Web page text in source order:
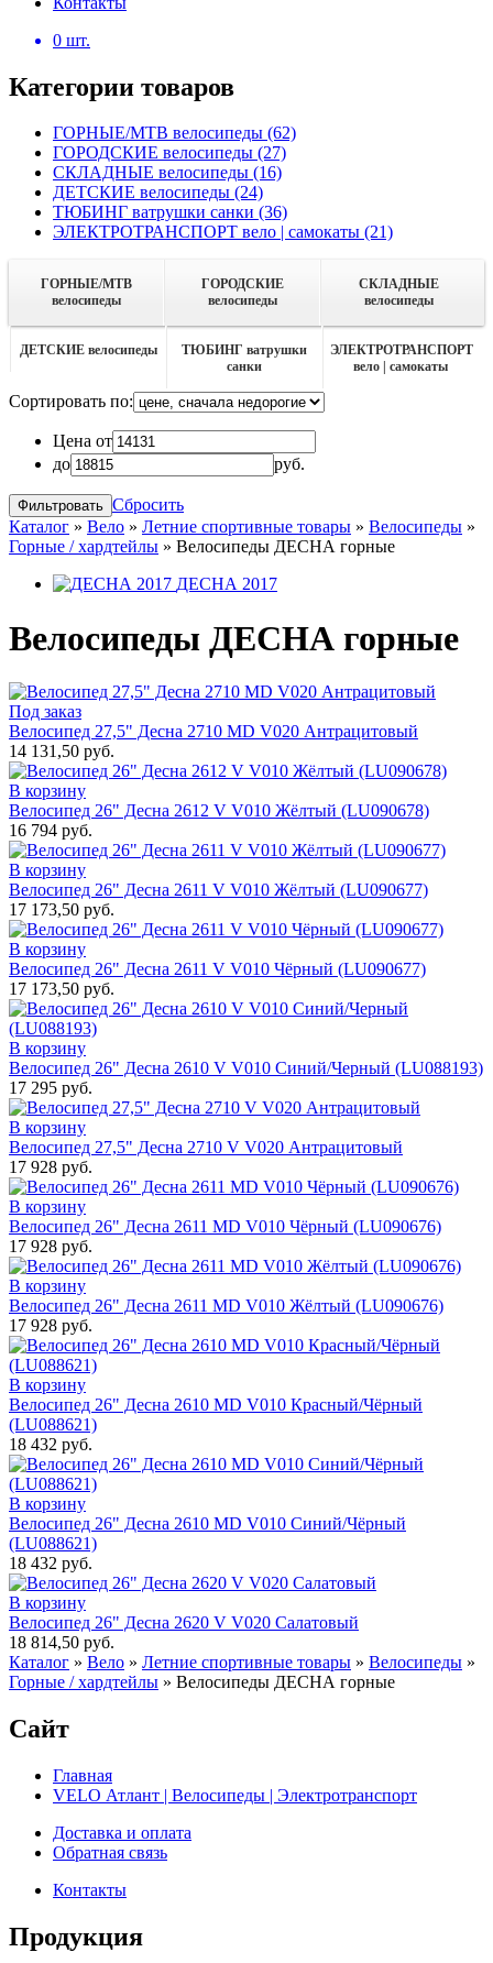
0 шт.
Категории товаров
ГОРНЫЕ/MTB велосипеды (62)
ГОРОДСКИЕ велосипеды (27)
СКЛАДНЫЕ велосипеды (16)
ДЕТСКИЕ велосипеды (24)
ТЮБИНГ ватрушки санки (36)
ЭЛЕКТРОТРАНСПОРТ вело | самокаты (21)
ГОРНЫЕ/MTB
велосипеды
ГОРОДСКИЕ
велосипеды
СКЛАДНЫЕ
велосипеды
ДЕТСКИЕ велосипеды
ТЮБИНГ ватрушки
санки
ЭЛЕКТРОТРАНСПОРТ
вело | самокаты
Сортировать по:
Цена от
до
руб.
Сбросить
Каталог » Вело » Летние спортивные товары » Велосипеды »
Горные / хардтейлы » Велосипеды ДЕСНА горные
ДЕСНА 2017
Велосипеды ДЕСНА горные
Под заказ
Велосипед 27,5" Десна 2710 MD V020 Антрацитовый
14 131,50 руб.
В корзину
Велосипед 26" Десна 2612 V V010 Жёлтый (LU090678)
16 794 руб.
В корзину
Велосипед 26" Десна 2611 V V010 Жёлтый (LU090677)
17 173,50 руб.
В корзину
Велосипед 26" Десна 2611 V V010 Чёрный (LU090677)
17 173,50 руб.
В корзину
Велосипед 26" Десна 2610 V V010 Синий/Черный (LU088193)
17 295 руб.
В корзину
Велосипед 27,5" Десна 2710 V V020 Антрацитовый
17 928 руб.
В корзину
Велосипед 26" Десна 2611 MD V010 Чёрный (LU090676)
17 928 руб.
В корзину
Велосипед 26" Десна 2611 MD V010 Жёлтый (LU090676)
17 928 руб.
В корзину
Велосипед 26" Десна 2610 MD V010 Красный/Чёрный
(LU088621)
18 432 руб.
В корзину
Велосипед 26" Десна 2610 MD V010 Синий/Чёрный
(LU088621)
18 432 руб.
В корзину
Велосипед 26" Десна 2620 V V020 Салатовый
18 814,50 руб.
Каталог » Вело » Летние спортивные товары » Велосипеды »
Горные / хардтейлы » Велосипеды ДЕСНА горные
Сайт
Главная
VELO Атлант | Велосипеды | Электротранспорт
Доставка и оплата
Обратная связь
Контакты
Продукция